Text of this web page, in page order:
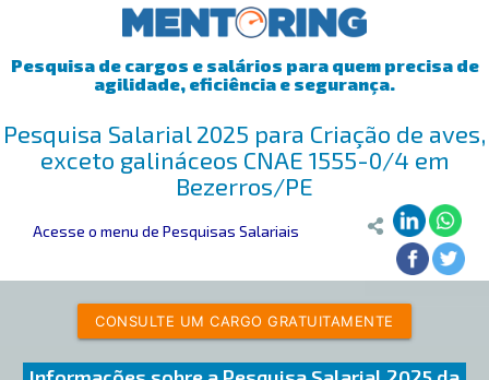
Pesquisa de cargos e salários para quem precisa de
agilidade, eficiência e segurança.
Pesquisa Salarial 2025 para Criação de aves,
exceto galináceos CNAE 1555-0/4 em
Bezerros/PE
Acesse o menu de Pesquisas Salariais
CONSULTE UM CARGO GRATUITAMENTE